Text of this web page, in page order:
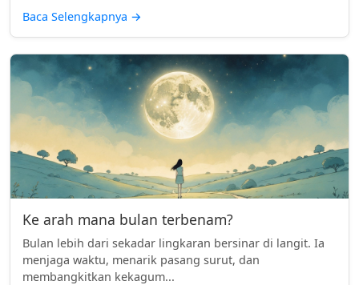
Baca Selengkapnya →
Ke arah mana bulan terbenam?
Bulan lebih dari sekadar lingkaran bersinar di langit. Ia
menjaga waktu, menarik pasang surut, dan
membangkitkan kekagum...